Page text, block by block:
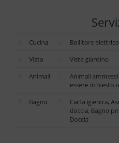
Cucina
Bollitore elettrico
Vista
Vista giardino
Animali
Animali
essere richiesto
Bagno
Carta igienica,
doccia, Bagno
Doccia